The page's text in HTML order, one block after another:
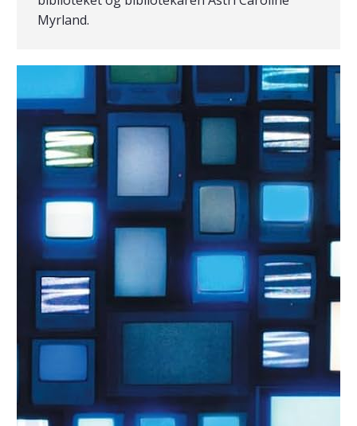
Myrland.